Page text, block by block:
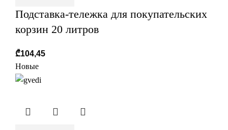
Подставка-тележка для покупательских
корзин 20 литров
₾104,45
Новые